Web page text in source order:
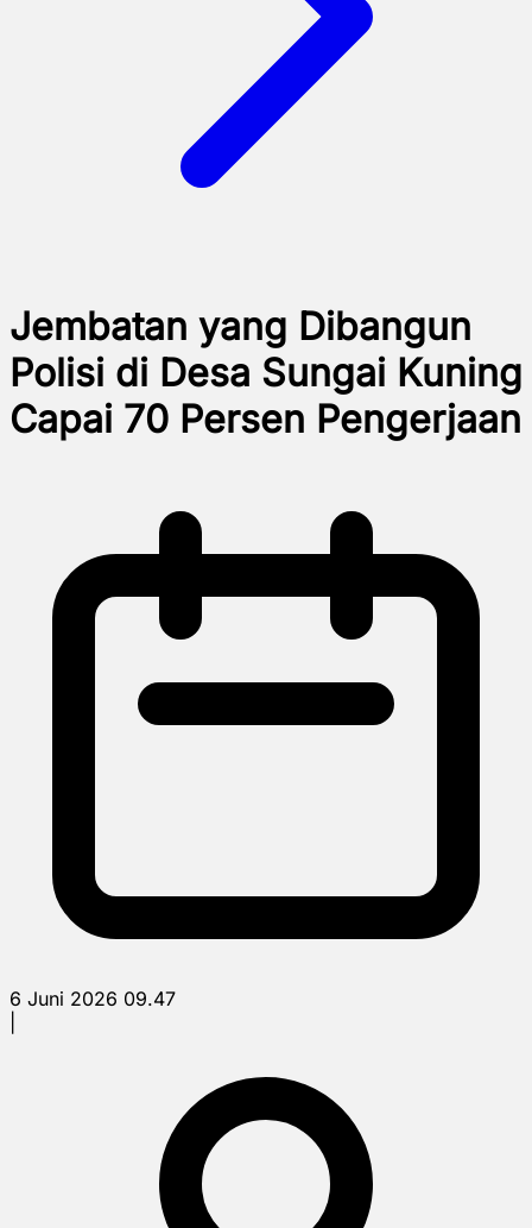
Jembatan yang Dibangun
Polisi di Desa Sungai Kuning
Capai 70 Persen Pengerjaan
6 Juni 2026 09.47